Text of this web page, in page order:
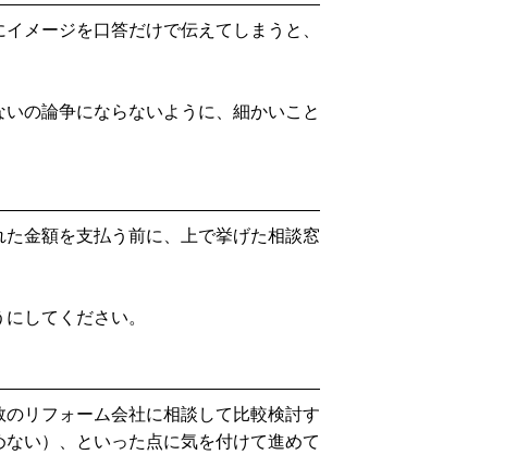
メージを口答だけで伝えてしまうと、
の論争にならないように、細かいこと
金額を支払う前に、上で挙げた相談窓
してください。
リフォーム会社に相談して比較検討す
い）、といった点に気を付けて進めて